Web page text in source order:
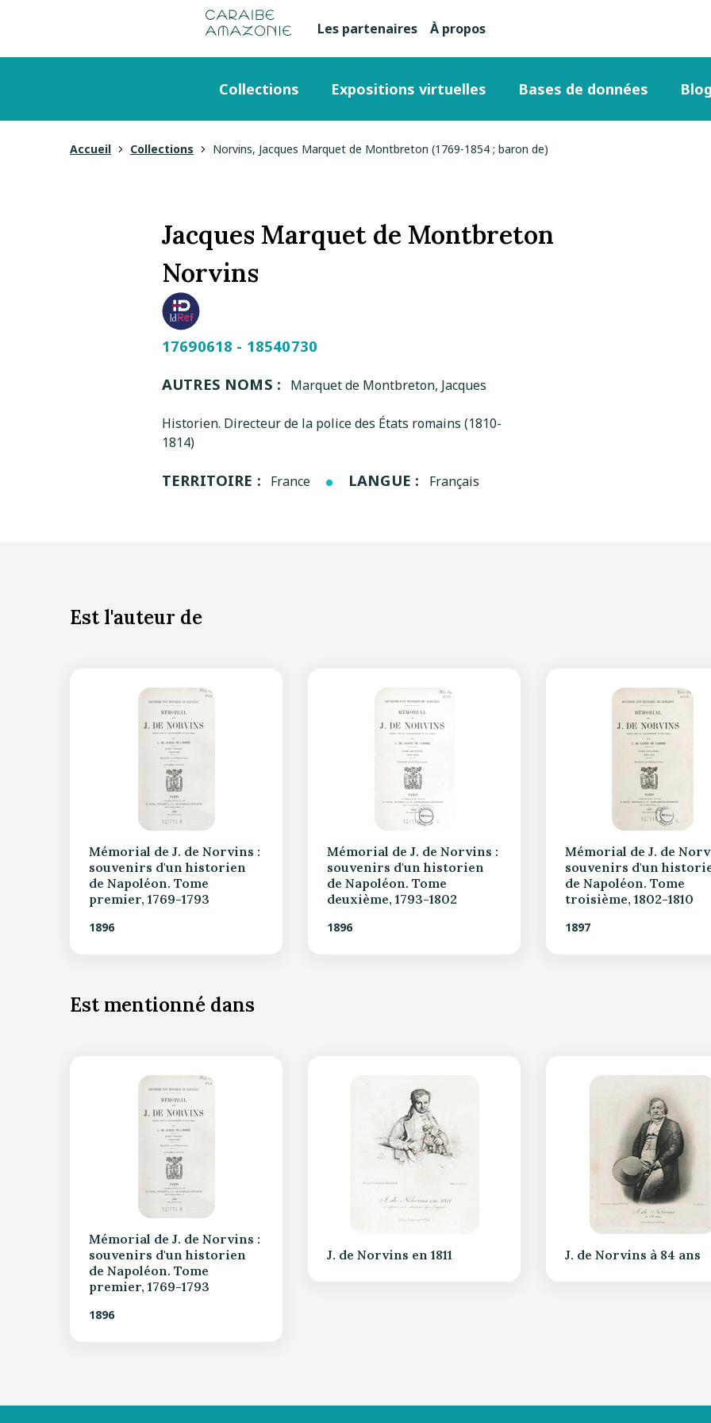
Menu
secondaire
en
haut
page
Les partenaires À propos
Collections Expositions virtuelles Bases de données Blog
Vous
Accueil Collections Norvins, Jacques Marquet de Montbreton (1769-1854 ; baron de)
Jacques Marquet de Montbreton
Norvins
17690618 - 18540730
AUTRES NOMS :
Marquet de Montbreton, Jacques
Historien. Directeur de la police des États romains (1810-
1814)
TERRITOIRE : France LANGUE : Français
Est l'auteur de
Mémorial de J. de Norvins :
souvenirs d'un historien
de Napoléon. Tome
premier, 1769-1793
1896
Mémorial de J. de Norvins :
souvenirs d'un historien
de Napoléon. Tome
deuxième, 1793-1802
1896
Mémorial de J. de
souvenirs d'un
de Napoléon. Tome
troisième, 1802-1810
1897
Est mentionné dans
Mémorial de J. de Norvins :
souvenirs d'un historien
de Napoléon. Tome
premier, 1769-1793
1896
J. de Norvins en 1811 J. de Norvins à 84 ans